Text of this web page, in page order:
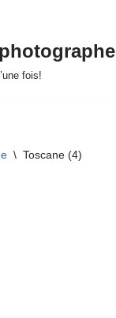
fois!
\ Toscane (4)